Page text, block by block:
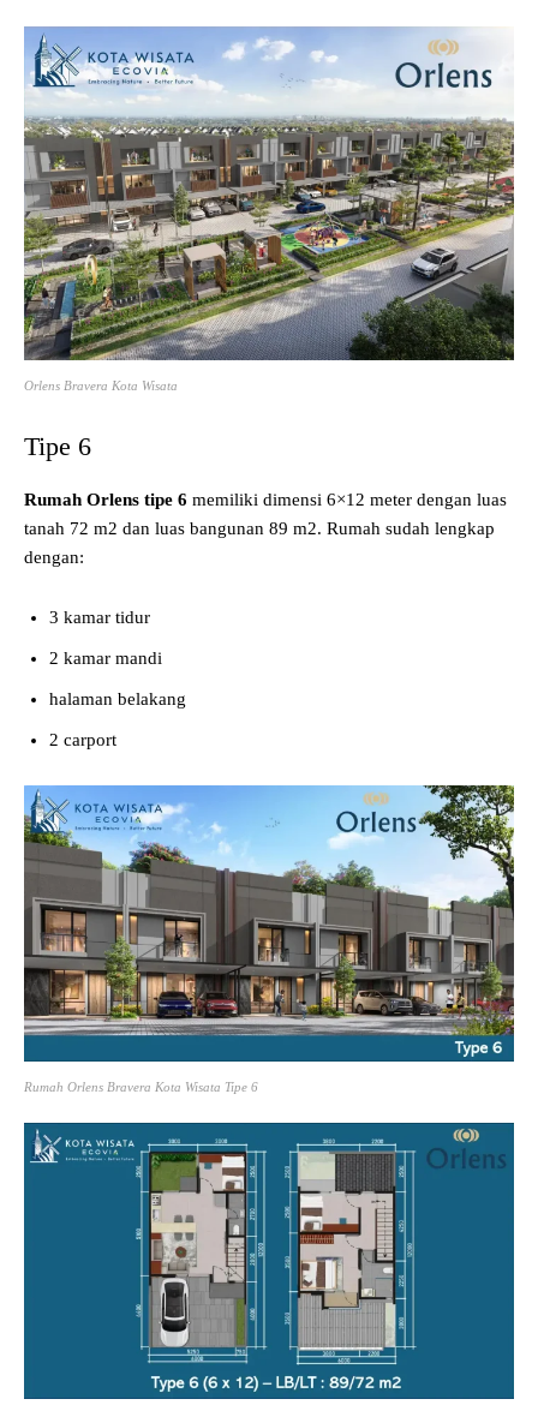
Orlens Bravera Kota Wisata
Tipe 6
Rumah Orlens tipe 6 memiliki dimensi 6×12 meter dengan luas
tanah 72 m2 dan luas bangunan 89 m2. Rumah sudah lengkap
dengan:
3 kamar tidur
2 kamar mandi
halaman belakang
2 carport
Rumah Orlens Bravera Kota Wisata Tipe 6